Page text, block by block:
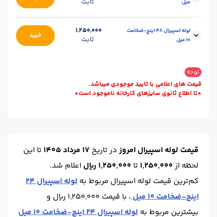
ضخامت :
سایز لوله (inch) :
میل
ثابت
وزن شاخه (kg) : 2985 محل تحویل :
اصفهان-انبار
ضخامت :
سایز لوله (inch) :
لوله اسپیرال 48 اینچ-ضخامت
10 میل
1,250,000
ثابت
خرید
وزن شاخه (kg) :
ضخامت :10 سایز لوله (inch) :
طول شاخه (m) :
توجه
قیمت‌ های اعلامی با تایید موجودی میباشد.
*تا اطلاع ثانوی سایزهای کارخانه ناموجود است*
قیمت لوله اسپیرال امروزدر تاریخ 17 مرداد 1405
تا این
لحظه از1,250,000 تا 1,250,000 ریال
اعلام شد.
کم‌ترین قیمت لوله اسپیرال مربوط به
لوله اسپیرال 24
اینچ-ضخامت 10 میل
، با قیمت 1,250,000 ریال و
بیشترین مربوط به لوله اسپیرال 24 اینچ-ضخامت 10 میل